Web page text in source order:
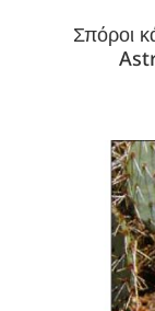
Σπόροι